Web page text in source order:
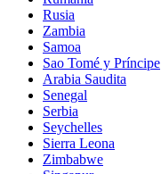
Rusia
Zambia
Samoa
Sao Tomé y Príncipe
Arabia Saudita
Senegal
Serbia
Seychelles
Sierra Leona
Zimbabwe